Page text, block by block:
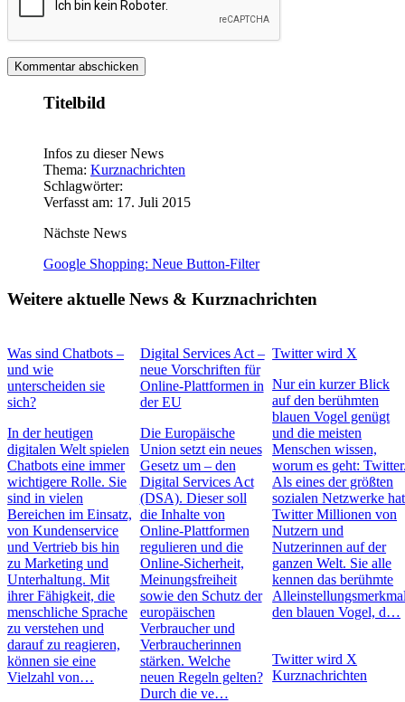
Titelbild
Infos zu dieser News
Thema: Kurznachrichten
Schlagwörter:
Verfasst am: 17. Juli 2015
Nächste News
Google Shopping: Neue Button-Filter
Weitere aktuelle News & Kurznachrichten
Was sind Chatbots –
und wie
unterscheiden sie
sich?
In der heutigen
digitalen Welt spielen
Chatbots eine immer
wichtigere Rolle. Sie
sind in vielen
Bereichen im Einsatz,
von Kundenservice
und Vertrieb bis hin
zu Marketing und
Unterhaltung. Mit
ihrer Fähigkeit, die
menschliche Sprache
zu verstehen und
darauf zu reagieren,
können sie eine
Vielzahl von…
Digital Services Act –
neue Vorschriften für
Online-Plattformen in
der EU
Die Europäische
Union setzt ein neues
Gesetz um – den
Digital Services Act
(DSA). Dieser soll
die Inhalte von
Online-Plattformen
regulieren und die
Online-Sicherheit,
Meinungsfreiheit
sowie den Schutz der
europäischen
Verbraucher und
Verbraucherinnen
stärken. Welche
neuen Regeln gelten?
Durch die ve…
Twitter wird X
Nur ein kurzer Blick
auf den berühmten
blauen Vogel genügt
und die meisten
Menschen wissen,
worum es geht:
Als eines der größten
sozialen Netzwerke hat
Twitter Millionen von
Nutzern und
Nutzerinnen auf der
ganzen Welt. Sie alle
kennen das berühmte
den blauen Vogel, d…
Twitter wird X
Kurznachrichten